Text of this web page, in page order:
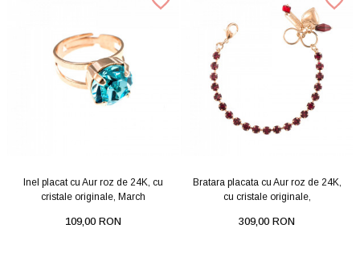
Inel placat cu Aur roz de 24K, cu
cristale originale, March
109,00 RON
Bratara placata cu Aur roz de 24K,
cu cristale originale,
309,00 RON